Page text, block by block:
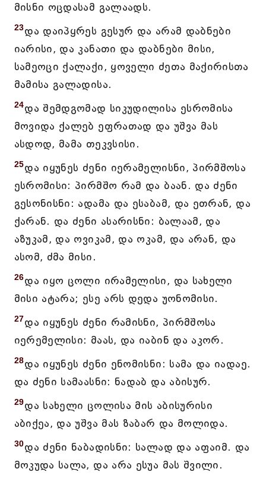
მისნი ოცდასამ გალაადს.
23და დაიპყრეს გესურ და არამ დაბნები
იარისი, და კანათი და დაბნები მისი,
სამეოცი ქალაქი, ყოველი ძეთა მაქირისთა
მამისა გალადისა.
24და შემდგომად სიკუდილისა ესრომისა
მოვიდა ქალებ ეფრათად და უშვა მას
ასდოდ, მამა თეკვსისი.
25და იყუნეს ძენი იერამელისნი, პირმშოსა
ესრომისი: პირმშო რამ და ბაან. და ძენი
გესონისნი: ადამა და ესაბამ, და ეთრან, და
ქარან. და ძენი ასარისნი: ბალაამ, და
აზუკამ, და ოვიკამ, და ოკამ, და არან, და
ასომ, ძმა მისი.
26და იყო ცოლი ირამელისი, და სახელი
მისი ატარა; ესე არს დედა უონომისი.
27და იყუნეს ძენი რამისნი, პირმშოსა
იერემელისი: მაას, და იაბინ და აკორ.
28და იყუნეს ძენი ენომისნი: სამა და იადაე.
და ძენი სამაასნი: ნადაბ და აბისურ.
29და სახელი ცოლისა მის აბისურისი
აბიქეა, და უშვა მას ზაბარ და მოლიდა.
30და ძენი ნაბადისნი: სალად და აფაიმ. და
მოკუდა სალა, და არა ესუა მას შვილი.